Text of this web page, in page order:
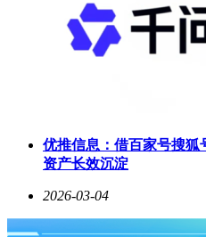
根据Menlo Research官网和官
源人形生态系统，由阿西莫夫
Asimov人形机器人参考设计和
Asimov人形机器人参考设计开
装，腿部、躯干、臂部、头部
应链则提供无门槛的组件制造
化总拥有成本降至约3万美元
换），即可从零构建完整的人
优推信息：借百家号搜狐
资产长效沉淀
2026-03-04